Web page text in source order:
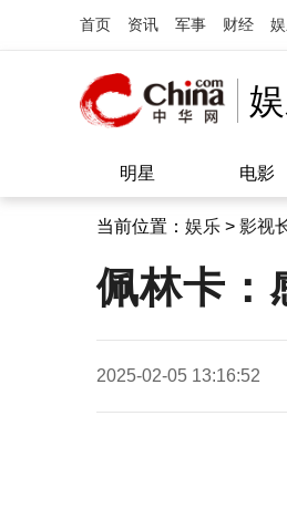
首页 资讯 军事 财经
明星 电影
当前位置： 娱乐 > 影视
佩林卡：
2025-02-05 13:16:52